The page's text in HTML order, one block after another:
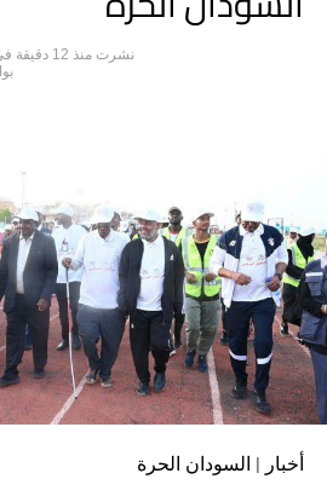
التي تسعى للنيل من الشباب السوداني
جنبًا إلى جنب مع الأجهزة الأخرى
التالي
هيئة مياه الخرطوم: بدء التشغيل
المال والمقرن
لا تفوت
صناع الإعلام في مصر يكرمون
سليمان تقديرًا لعطائه المهني في
نشرت منذ 12 دقيقة
أخبار | السودان الحرة